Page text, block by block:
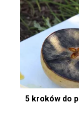
5 kroków do